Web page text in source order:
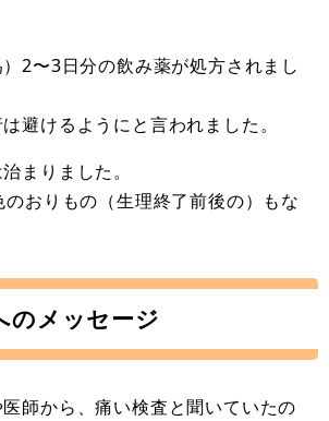
2〜3日分の飲み薬が処方されまし
避けるようにと言われました。
まりました。
おりもの（生理終了前後の）もな
のメッセージ
師から、痛い検査と聞いていたの